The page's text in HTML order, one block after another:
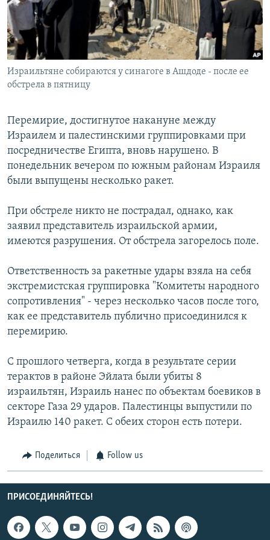
СПОРТ
МИР
БЛОГИ
ГОЛОСА
ЧИТАЕМ ПРЕССУ
АРХИВ РАДИОПРОГРАММЫ
Все сайты РСЕ/РС
Израильтяне собираются у синагоге в Ашдоде - после ее
обстрела в пятницу
Перемирие, достигнутое накануне между
Израилем и палестинскими группировками при
посредничестве Египта, вновь нарушено. В
понедельник вечером по южным районам Израиля
были выпущены несколько ракет.
При обстреле никто не пострадал, однако, как
заявил представитель израильской армии,
имеются разрушения. От обстрела загорелось поле.
Ответственность за ракетные удары взяла на себя
экстремистская группировка "Комитеты народного
сопротивления" - через несколько часов после того,
как ее представитель публично присоединился к
перемирию.
С прошлого четверга, когда в результате серии
терактов в районе Эйлата были убиты 8
израильтян, Израиль нанес по объектам боевиков в
секторе Газа 29 ударов. Палестинцы выпустили по
Израилю 140 ракет. С обеих сторон есть потери.
Поделиться Follow us
ПРИСОЕДИНЯЙТЕСЬ!